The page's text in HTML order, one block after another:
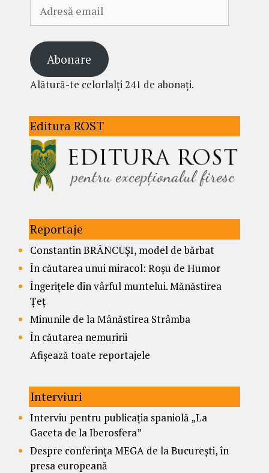
email
Abonare
Alătură-te celorlalți 241 de abonați.
Editura ROST
Reportaje
Constantin BRÂNCUȘI, model de bărbat
În căutarea unui miracol: Roșu de Humor
Îngerițele din vârful muntelui. Mănăstirea
Țeț
Minunile de la Mânăstirea Strâmba
În căutarea nemuririi
Afișează toate reportajele
Interviuri
Interviu pentru publicația spaniolă „La
Gaceta de la Iberosfera”
Despre conferința MEGA de la București, în
presa europeană